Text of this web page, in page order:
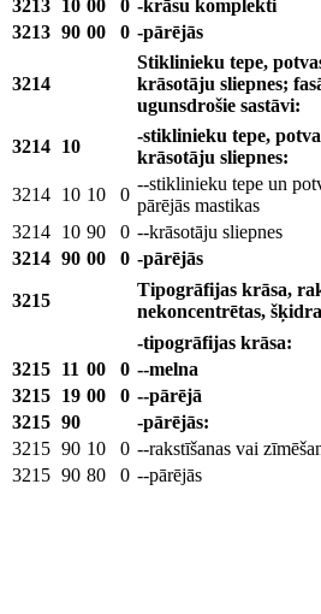
3213 10 00 0 -krāsu komplekti
3213 90 00 0 -pārējās
3214
Stiklinieku tepe,
krāsotāju sliepnes;
ugunsdrošie sastāvi:
3214 10
-stiklinieku tepe,
krāsotāju sliepnes:
3214 10 10 0
--stiklinieku tepe un
pārējās mastikas
3214 10 90 0 --krāsotāju sliepnes
3214 90 00 0 -pārējās
3215
Tipogrāfijas krāsa,
nekoncentrētas,
-tipogrāfijas krāsa:
3215 11 00 0 --melna
3215 19 00 0 --pārējā
3215 90
-pārējās:
3215 90 10 0 --rakstīšanas vai
3215 90 80 0 --pārējās